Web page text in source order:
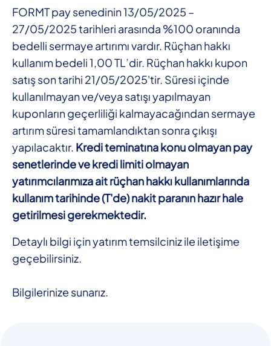
FORMT pay senedinin 13/05/2025 –
27/05/2025 tarihleri arasında %100 oranında
bedelli sermaye artırımı vardır. Rüçhan hakkı
kullanım bedeli 1,00 TL’dir. Rüçhan hakkı kupon
satış son tarihi 21/05/2025'tir. Süresi içinde
kullanılmayan ve/veya satışı yapılmayan
kuponların geçerliliği kalmayacağından sermaye
artırım süresi tamamlandıktan sonra çıkışı
yapılacaktır. Kredi teminatına konu olmayan pay
senetlerinde ve kredi limiti olmayan
yatırımcılarımıza ait rüçhan hakkı kullanımlarında
kullanım tarihinde (T'de) nakit paranın hazır hale
getirilmesi gerekmektedir.
Detaylı bilgi için yatırım temsilciniz ile iletişime
geçebilirsiniz.
Bilgilerinize sunarız.